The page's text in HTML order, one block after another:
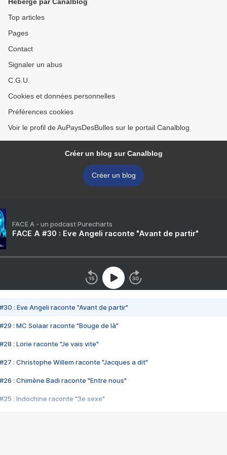
Top articles
Pages
Contact
Signaler un abus
C.G.U.
Cookies et données personnelles
Préférences cookies
Voir le profil de AuPaysDesBulles sur le portail Canalblog
Créer un blog sur Canalblog
Créer un blog
FACE A - un podcast Purecharts
FACE A #30 : Eve Angeli raconte "Avant de partir"
#30 : Eve Angeli raconte "Avant de partir"
#29 : MC Solaar raconte "Bouge de là"
#28 : Lorie raconte "Je vais vite"
#27 : Christophe Willem raconte "Jacques a dit"
#26 : Chimène Badi raconte "Entre nous"
#25 : Indochine raconte "3e sexe"